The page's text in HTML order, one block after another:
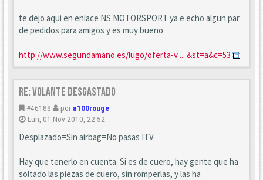
te dejo aqui en enlace NS MOTORSPORT ya e echo algun par
de pedidos para amigos y es muy bueno
http://www.segundamano.es/lugo/oferta-v ... &st=a&c=53
Re: Volante desgastado
#46188 pora100rouge
Lun, 01 Nov 2010, 22:52
Desplazado=Sin airbag=No pasas ITV.
Hay que tenerlo en cuenta. Si es de cuero, hay gente que ha
soltado las piezas de cuero, sin romperlas, y las ha